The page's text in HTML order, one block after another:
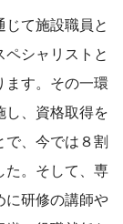
て施設職員と
ペシャリストと
ます。その一環
し、資格取得を
で、今では８割
た。そして、専
に研修の講師や